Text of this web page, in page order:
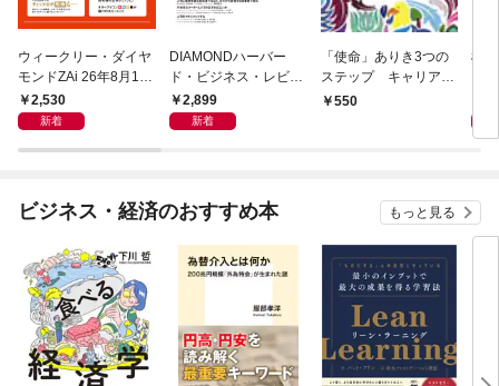
ウィークリー・ダイヤ
モンドZAi 26年8月10
日・17日合併号
2,530
新着
DIAMONDハーバー
ド・ビジネス・レビュ
ー 2026年9月号 特集
「上司をマネジメント
2,899
新着
「使命」ありき3つの
ステップ キャリアの
成功とは何か
550
極
ビジネス・経済のおすすめ本 もっと見る